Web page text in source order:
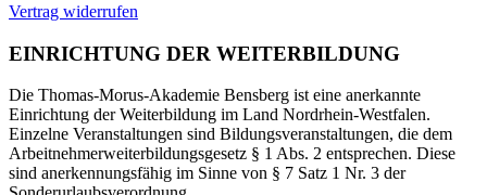
Vertrag widerrufen
EINRICHTUNG DER WEITERBILDUNG
Die Thomas-Morus-Akademie Bensberg ist eine anerkannte
Einrichtung der Weiterbildung im Land Nordrhein-Westfalen.
Einzelne Veranstaltungen sind Bildungsveranstaltungen, die dem
Arbeitnehmerweiterbildungsgesetz § 1 Abs. 2 entsprechen. Diese
sind anerkennungsfähig im Sinne von § 7 Satz 1 Nr. 3 der